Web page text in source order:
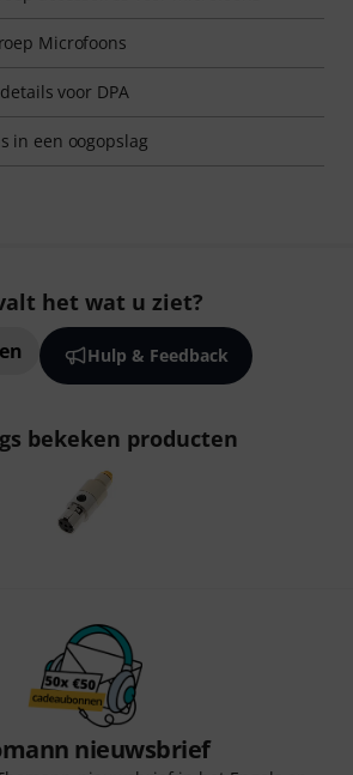
Microfoons
voor DPA
in een oogopslag
het wat u ziet?
Hulp & Feedback
bekeken producten
nieuwsbrief